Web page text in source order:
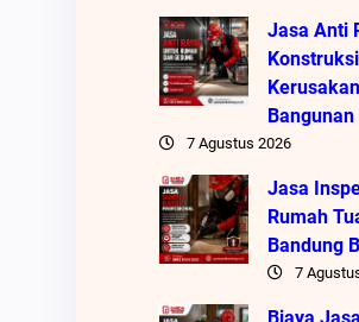
Jasa Anti
Bangunan
7 Agustus 2026
Jasa
Rumah
Bandung
7